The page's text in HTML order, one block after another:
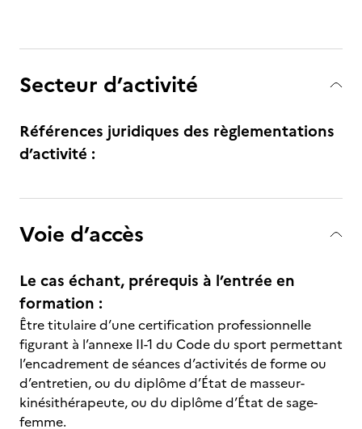
Secteur d’activité
Références juridiques des règlementations
d’activité :
Voie d’accès
Le cas échant, prérequis à l’entrée en
formation :
Être titulaire d’une certification professionnelle
figurant à l’annexe II-1 du Code du sport permettant
l’encadrement de séances d’activités de forme ou
d’entretien, ou du diplôme d’État de masseur-
kinésithérapeute, ou du diplôme d’État de sage-
femme.